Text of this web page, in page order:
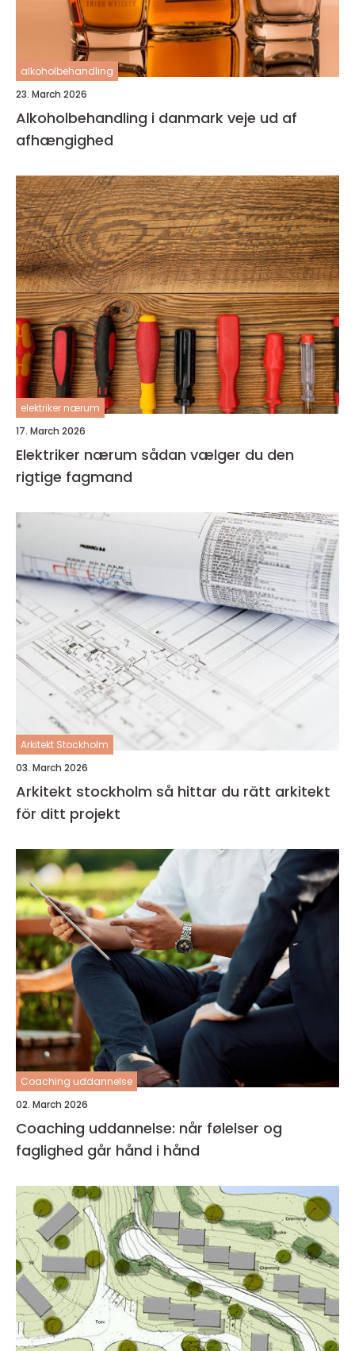
alkoholbehandling
23. March 2026
Alkoholbehandling i danmark veje ud af
afhængighed
elektriker nærum
17. March 2026
Elektriker nærum sådan vælger du den
rigtige fagmand
Arkitekt Stockholm
03. March 2026
Arkitekt stockholm så hittar du rätt arkitekt
för ditt projekt
Coaching uddannelse
02. March 2026
Coaching uddannelse: når følelser og
faglighed går hånd i hånd